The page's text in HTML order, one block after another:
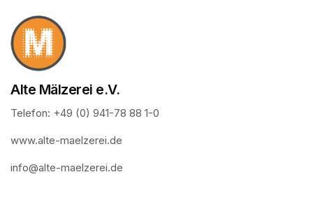
Alte Mälzerei e.V.
Telefon: +49 (0) 941-78 88 1-0
www.alte-maelzerei.de
info@alte-maelzerei.de